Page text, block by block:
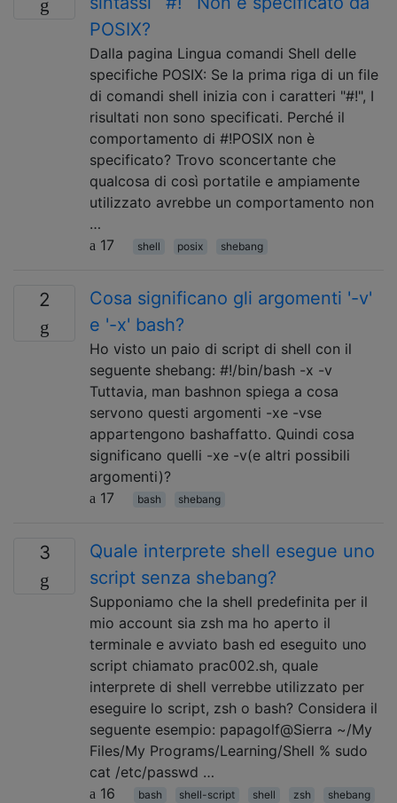
POSIX?
Dalla pagina Lingua comandi Shell delle
specifiche POSIX: Se la prima riga di un file
di comandi shell inizia con i caratteri "#!", I
risultati non sono specificati. Perché il
comportamento di #!POSIX non è
specificato? Trovo sconcertante che
qualcosa di così portatile e ampiamente
utilizzato avrebbe un comportamento non
…
17
shell posix shebang
2
Cosa significano gli argomenti '-v'
e '-x' bash?
Ho visto un paio di script di shell con il
seguente shebang: #!/bin/bash -x -v
Tuttavia, man bashnon spiega a cosa
servono questi argomenti -xe -vse
appartengono bashaffatto. Quindi cosa
significano quelli -xe -v(e altri possibili
argomenti)?
17
bash shebang
3
Quale interprete shell esegue uno
script senza shebang?
Supponiamo che la shell predefinita per il
mio account sia zsh ma ho aperto il
terminale e avviato bash ed eseguito uno
script chiamato prac002.sh, quale
interprete di shell verrebbe utilizzato per
eseguire lo script, zsh o bash? Considera il
seguente esempio: papagolf@Sierra ~/My
Files/My Programs/Learning/Shell % sudo
cat /etc/passwd …
16
bash shell-script shell zsh shebang